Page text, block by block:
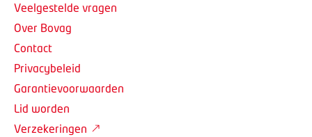
Veelgestelde vragen
Over Bovag
Contact
Privacybeleid
Garantievoorwaarden
Lid worden
Verzekeringen